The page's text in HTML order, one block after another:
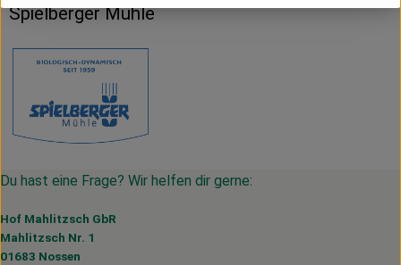
Spielberger Mühle
Du hast eine Frage? Wir helfen dir gerne:
Hof Mahlitzsch GbR
Mahlitzsch Nr. 1
01683 Nossen